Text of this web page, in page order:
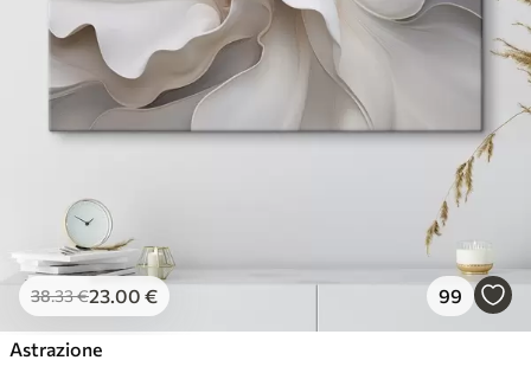
38.33€23.00 € 99
Astrazione